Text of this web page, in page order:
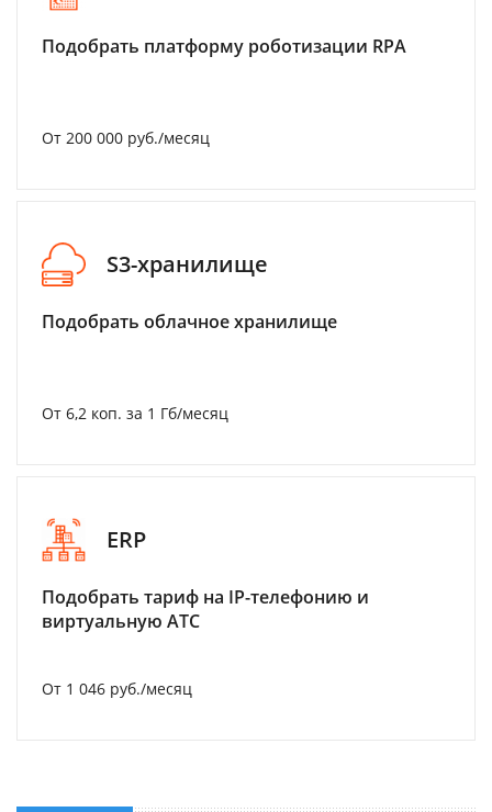
Подобрать платформу роботизации RPA
От 200 000 руб./месяц
S3-хранилище
Подобрать облачное хранилище
От 6,2 коп. за 1 Гб/месяц
ERP
Подобрать тариф на IP-телефонию и
виртуальную АТС
От 1 046 руб./месяц